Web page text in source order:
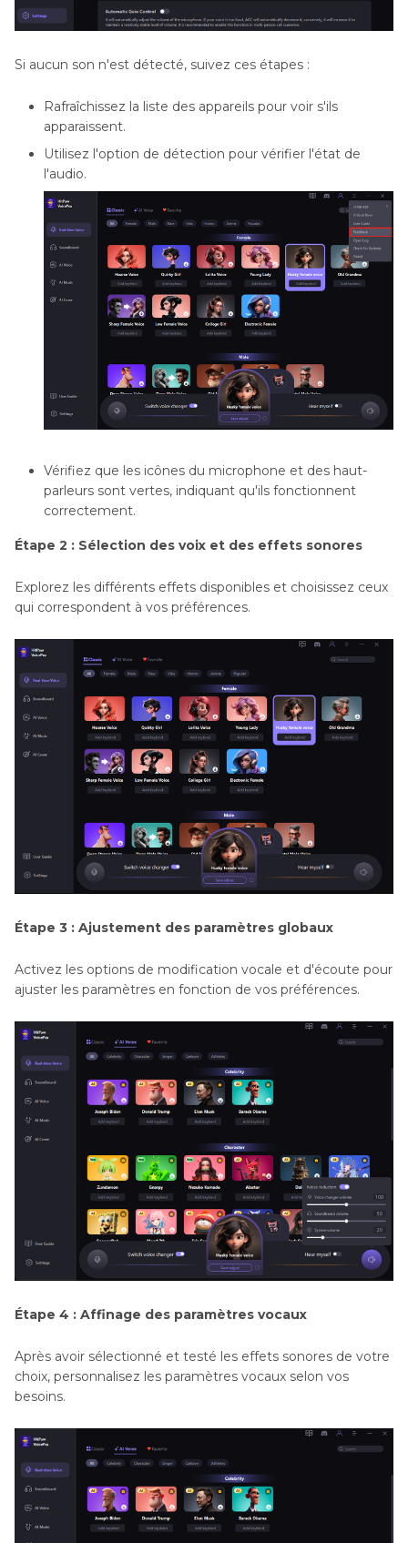
Si aucun son n'est détecté, suivez ces étapes :
Rafraîchissez la liste des appareils pour voir s'ils
apparaissent.
Utilisez l'option de détection pour vérifier l'état de
l'audio.
Vérifiez que les icônes du microphone et des haut-
parleurs sont vertes, indiquant qu'ils fonctionnent
correctement.
Étape 2 : Sélection des voix et des effets sonores
Explorez les différents effets disponibles et choisissez ceux
qui correspondent à vos préférences.
Étape 3 : Ajustement des paramètres globaux
Activez les options de modification vocale et d'écoute pour
ajuster les paramètres en fonction de vos préférences.
Étape 4 : Affinage des paramètres vocaux
Après avoir sélectionné et testé les effets sonores de votre
choix, personnalisez les paramètres vocaux selon vos
besoins.